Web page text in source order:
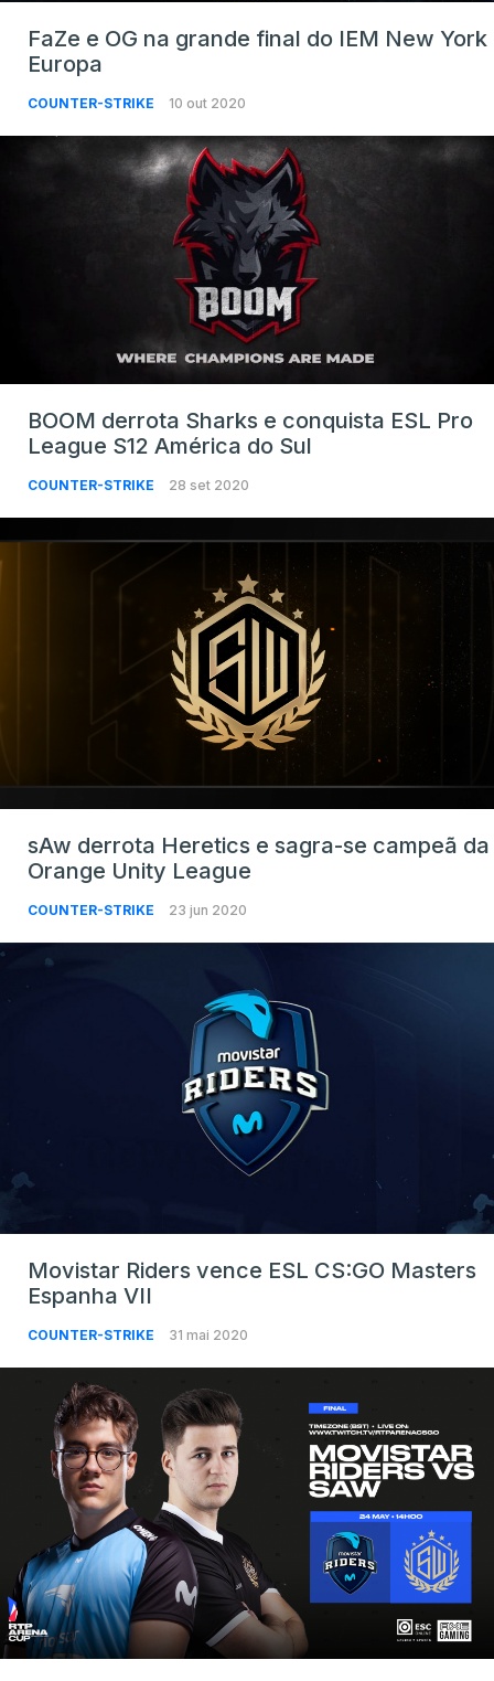
FaZe e OG na grande final do IEM New York
Europa
COUNTER-STRIKE 10 out 2020
BOOM derrota Sharks e conquista ESL Pro
League S12 América do Sul
COUNTER-STRIKE 28 set 2020
sAw derrota Heretics e sagra-se campeã da
Orange Unity League
COUNTER-STRIKE 23 jun 2020
Movistar Riders vence ESL CS:GO Masters
Espanha VII
COUNTER-STRIKE 31 mai 2020